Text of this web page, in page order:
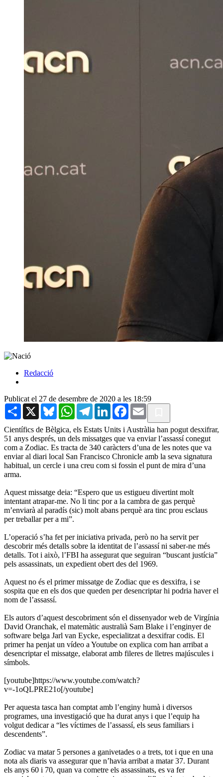
Redacció
Publicat el 27 de desembre de 2020 a les 18:59
Share X BlueskyWhatsAppTelegramLinkedInFacebook
Email
Científics de Bèlgica, els Estats Units i Austràlia han pogut desxifrar,
51 anys després, un dels missatges que va enviar l’assassí conegut
com a Zodiac. Es tracta de 340 caràcters d’una de les notes que va
enviar al diari local San Francisco Chronicle amb la seva signatura
habitual, un cercle i una creu com si fossin el punt de mira d’una
arma.
Aquest missatge deia: “Espero que us estigueu divertint molt
intentant atrapar-me. No li tinc por a la cambra de gas perquè
m’enviarà al paradís (sic) molt abans perquè ara tinc prou esclaus
per treballar per a mi”.
L’operació s’ha fet per iniciativa privada, però no ha servit per
descobrir més detalls sobre la identitat de l’assassí ni saber-ne més
detalls. Tot i això, l’FBI ha assegurat que seguiran “buscant justícia”
pels assassinats, un expedient obert des del 1969.
Aquest no és el primer missatge de Zodiac que es desxifra, i se
sospita que en els dos que queden per desencriptar hi podria haver el
nom de l’assassí.
Els autors d’aquest descobriment són el dissenyador web de Virgínia
David Oranchak, el matemàtic australià Sam Blake i l’enginyer de
software belga Jarl van Eycke, especialitzat a desxifrar codis. El
primer ha penjat un vídeo a Youtube on explica com han arribat a
desencriptar el missatge, elaborat amb fileres de lletres majúscules i
símbols.
[youtube]https://www.youtube.com/watch?
v=-1oQLPRE21o[/youtube]
Per aquesta tasca han comptat amb l’enginy humà i diversos
programes, una investigació que ha durat anys i que l’equip ha
volgut dedicar a “les víctimes de l’assassí, els seus familiars i
descendents”.
Zodiac va matar 5 persones a ganivetades o a trets, tot i que en una
nota als diaris va assegurar que n’havia arribat a matar 37. Durant
els anys 60 i 70, quan va cometre els assassinats, es va fer